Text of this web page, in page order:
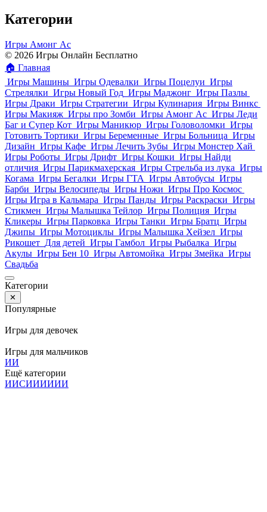
Категории
Игры Амонг Ас
© 2026 Игры Онлайн Бесплатно
🏠 Главная
Игры Машины Игры Одевалки Игры Поцелуи Игры
Стрелялки Игры Новый Год Игры Маджонг Игры Пазлы
Игры Драки Игры Стратегии Игры Кулинария Игры Винкс
Игры Макияж Игры про Зомби Игры Амонг Ас Игры Леди
Баг и Супер Кот Игры Маникюр Игры Головоломки Игры
Готовить Тортики Игры Беременные Игры Больница Игры
Дизайн Игры Кафе Игры Лечить Зубы Игры Монстер Хай
Игры Роботы Игры Дрифт Игры Кошки Игры Найди
отличия Игры Парикмахерская Игры Стрельба из лука Игры
Когама Игры Бегалки Игры ГТА Игры Автобусы Игры
Барби Игры Велосипеды Игры Ножи Игры Про Космос
Игры Игра в Кальмара Игры Панды Игры Раскраски Игры
Стикмен Игры Малышка Тейлор Игры Полиция Игры
Кликеры Игры Парковка Игры Танки Игры Братц Игры
Джипы Игры Мотоциклы Игры Малышка Хейзел Игры
Рикошет Для детей Игры Гамбол Игры Рыбалка Игры
Акулы Игры Бен 10 Игры Автомойка Игры Змейка Игры
Свадьба
Категории
✕
Популярные
Игры для девочек
Игры для мальчиков
ИИ
Ещё категории
ИИСИИИИИИ